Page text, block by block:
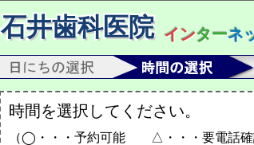
石井歯科医院 インターネ
時間を選択してください。
（◯・・・予約可能 △・・・要電話